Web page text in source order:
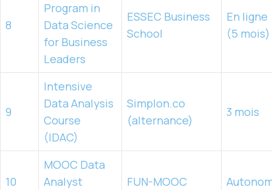
8
Program in
Data Science
for Business
Leaders
ESSEC Business
School
En ligne
(5 mois)
9
Intensive
Data Analysis
Course
(IDAC)
Simplon.co
(alternance)
3 mois
10
MOOC Data
Analyst
FUN-MOOC